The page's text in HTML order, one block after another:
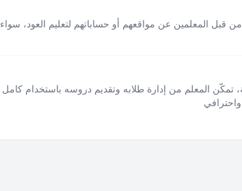
قبل المعلمين عن مواقعهم أو حساباتهم لتعليم العود، سواء
تمكّن المعلم من إدارة طلابه وتقديم دروسه باستخدام كامل